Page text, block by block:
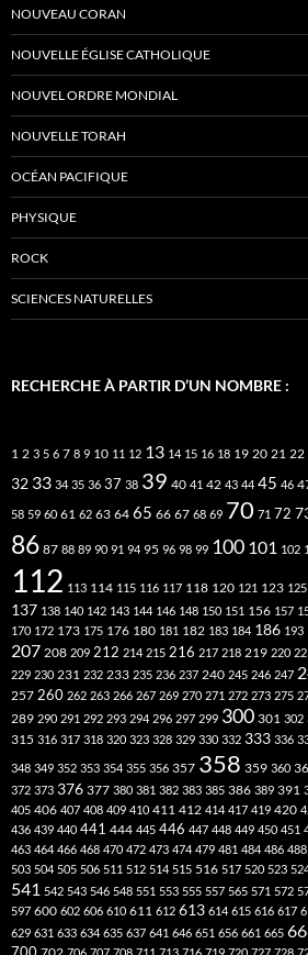
NOUVEAU CORAN
NOUVELLE ÉGLISE CATHOLIQUE
NOUVEL ORDRE MONDIAL
NOUVELLE TORAH
OCÉAN PACIFIQUE
PHYSIQUE
ROCK
SCIENCES NATURELLES
RECHERCHE À PARTIR D’UN NOMBRE :
1 2 3 5 6 7 8 9 10 11 12 13 14 15 16 18 19 20 21 22
32 33 34 35 36 37 38 39 40 41 42 43 44 45 46
58 59 60 61 62 63 64 65 66 67 68 69 70 71 72
86 87 88 89 90 91 94 95 96 98 99 100 101 102
112 113 114 115 116 117 118 120 121 123 125
137 138 140 142 143 144 146 148 150 151 156 157
170 172 173 175 176 180 181 182 183 184 186 193
207 208 209 212 214 215 216 217 218 219 220
229 230 231 232 233 235 236 237 240 245 246 247
257 260 262 263 266 267 269 270 271 272 273 275
289 290 291 292 293 294 296 297 299 300 301 302
315 316 317 318 320 323 328 329 330 332 333 336
348 349 352 353 354 355 356 357 358 359 360
372 373 376 377 380 381 382 383 385 386 389 391
405 406 407 408 409 410 411 412 414 417 419 420
436 439 440 441 444 445 446 447 448 449 450 451
463 464 466 468 470 472 473 474 479 481 484 486 488
503 504 505 506 511 512 514 515 516 517 520 523
541 542 543 546 548 551 553 555 557 565 571 572
597 600 602 606 610 611 612 613 614 615 616 617
629 631 633 634 635 637 641 646 651 656 661 665